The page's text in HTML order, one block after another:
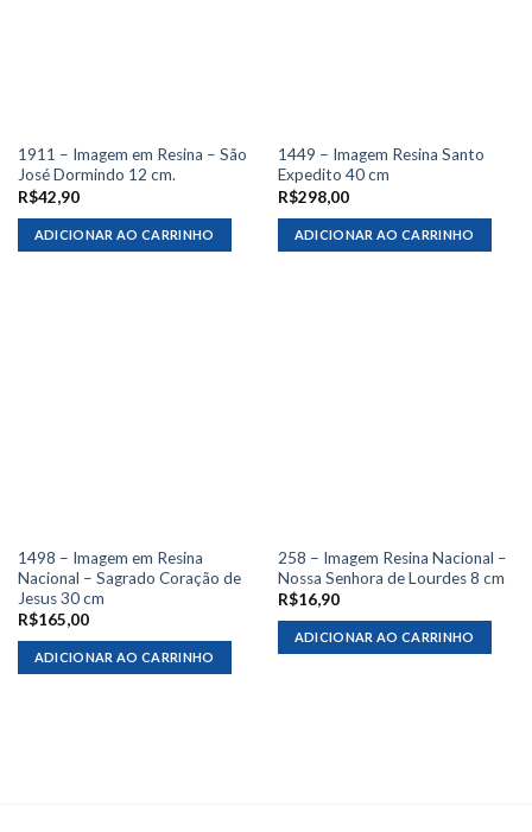
1911 – Imagem em Resina – São
José Dormindo 12 cm.
R$42,90
ADICIONAR AO CARRINHO
1449 – Imagem Resina Santo
Expedito 40 cm
R$298,00
ADICIONAR AO CARRINHO
1498 – Imagem em Resina
Nacional – Sagrado Coração de
Jesus 30 cm
R$165,00
ADICIONAR AO CARRINHO
258 – Imagem Resina Nacional –
Nossa Senhora de Lourdes 8 cm
R$16,90
ADICIONAR AO CARRINHO